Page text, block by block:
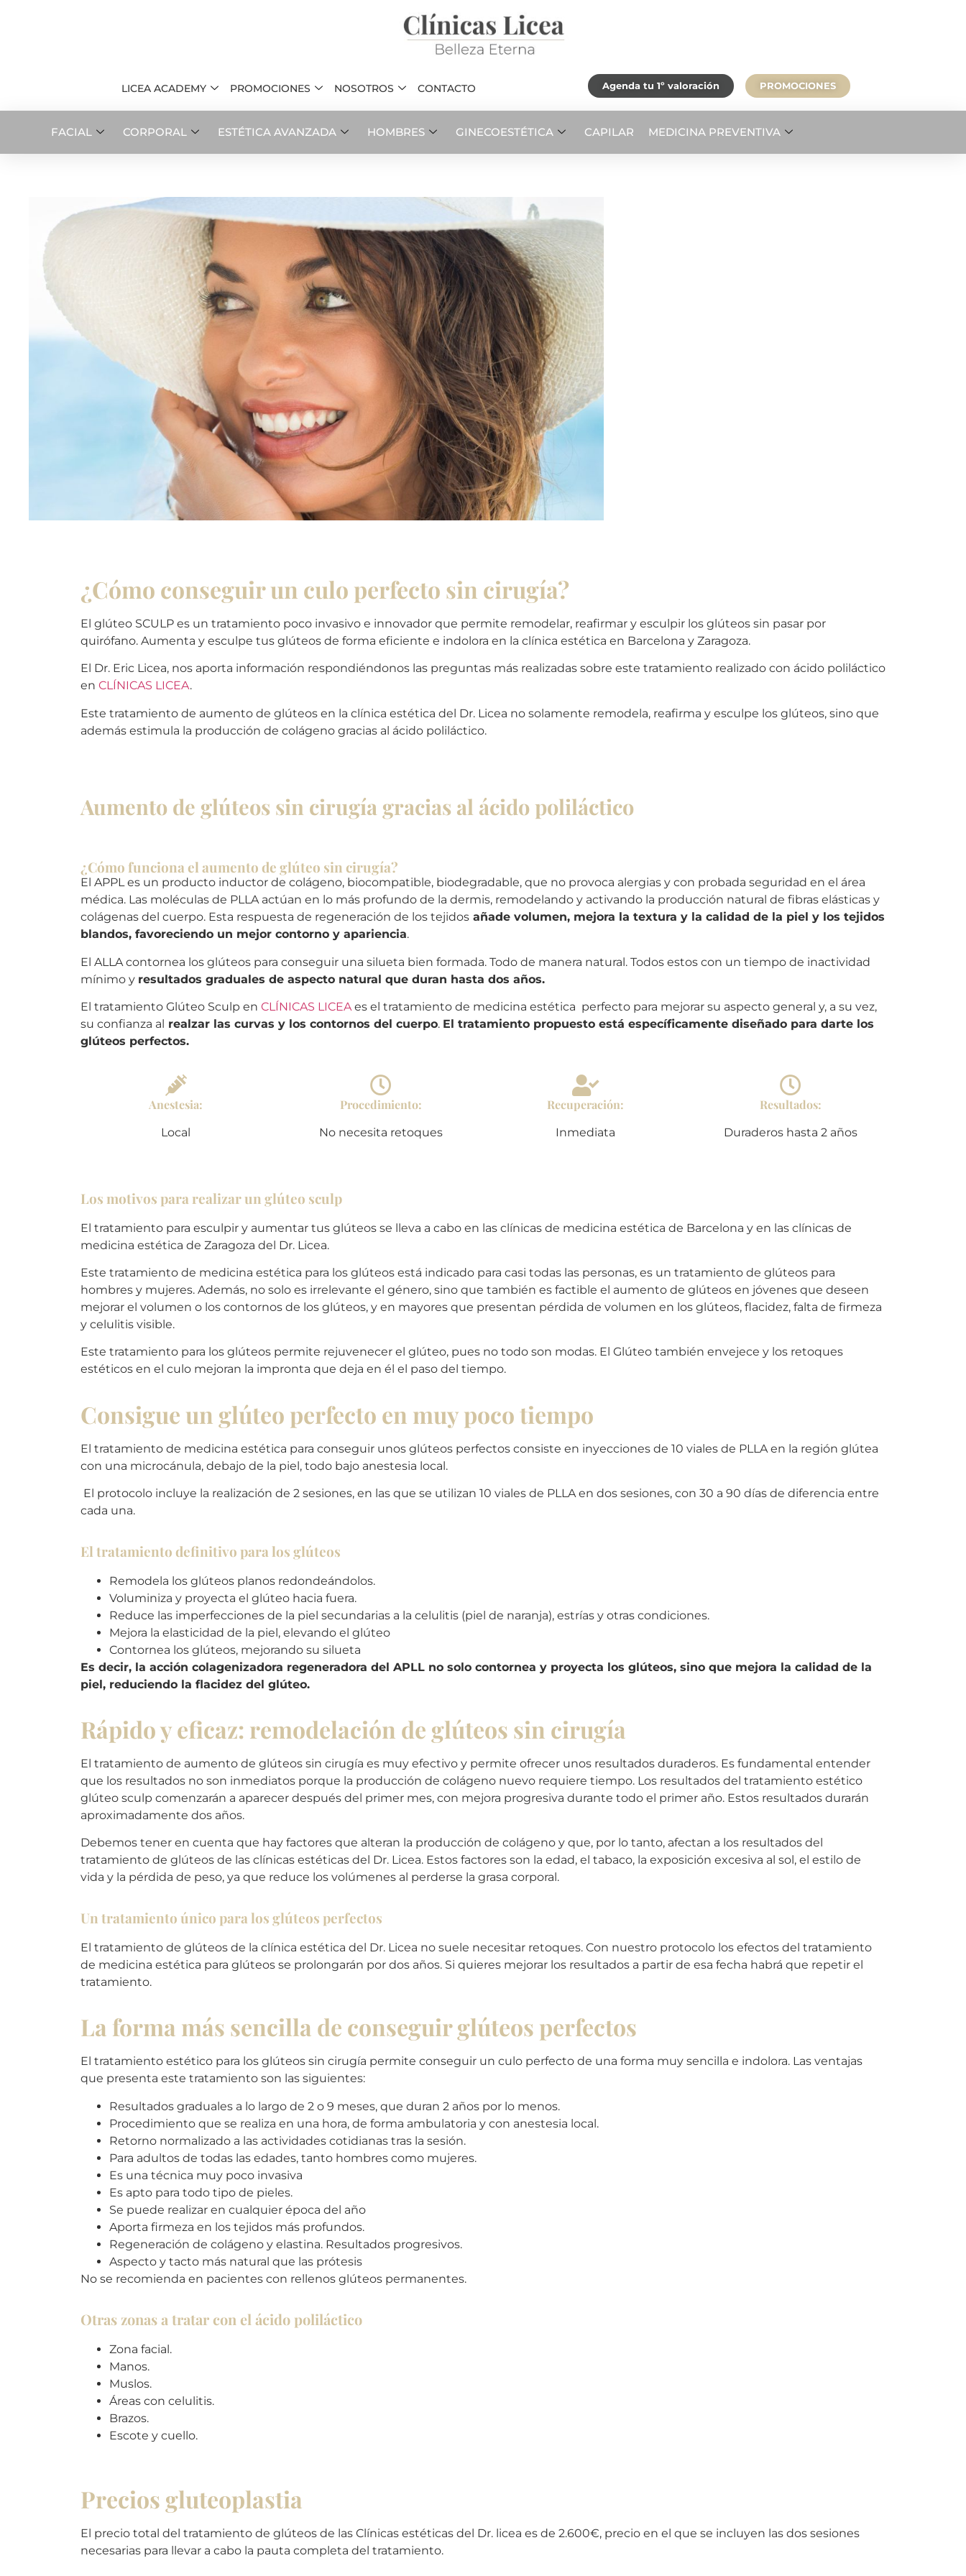
LICEA ACADEMY PROMOCIONES NOSOTROS CONTACTO Agenda tu 1º valoración PROMOCIONES
FACIAL CORPORAL ESTÉTICA AVANZADA HOMBRES GINECOESTÉTICA CAPILAR MEDICINA PREVENTIVA
¿Cómo conseguir un culo perfecto sin cirugía?
El glúteo SCULP es un tratamiento poco invasivo e innovador que permite remodelar, reafirmar y esculpir los glúteos sin pasar por
quirófano. Aumenta y esculpe tus glúteos de forma eficiente e indolora en la clínica estética en Barcelona y Zaragoza.
El Dr. Eric Licea, nos aporta información respondiéndonos las preguntas más realizadas sobre este tratamiento realizado con ácido poliláctico
en CLÍNICAS LICEA.
Este tratamiento de aumento de glúteos en la clínica estética del Dr. Licea no solamente remodela, reafirma y esculpe los glúteos, sino que
además estimula la producción de colágeno gracias al ácido poliláctico.
Aumento de glúteos sin cirugía gracias al ácido poliláctico
¿Cómo funciona el aumento de glúteo sin cirugía?
El APPL es un producto inductor de colágeno, biocompatible, biodegradable, que no provoca alergias y con probada seguridad en el área
médica. Las moléculas de PLLA actúan en lo más profundo de la dermis, remodelando y activando la producción natural de fibras elásticas y
colágenas del cuerpo. Esta respuesta de regeneración de los tejidos añade volumen, mejora la textura y la calidad de la piel y los tejidos
blandos, favoreciendo un mejor contorno y apariencia.
El ALLA contornea los glúteos para conseguir una silueta bien formada. Todo de manera natural. Todos estos con un tiempo de inactividad
mínimo y resultados graduales de aspecto natural que duran hasta dos años.
El tratamiento Glúteo Sculp en CLÍNICAS LICEAes el tratamiento de medicina estética perfecto para mejorar su aspecto general y, a su vez,
su confianza al realzar las curvas y los contornos del cuerpo. El tratamiento propuesto está específicamente diseñado para darte los
glúteos perfectos.
Anestesia:
Local
Procedimiento:
No necesita retoques
Recuperación:
Inmediata
Resultados:
Duraderos hasta 2 años
Los motivos para realizar un glúteo sculp
El tratamiento para esculpir y aumentar tus glúteos se lleva a cabo en las clínicas de medicina estética de Barcelona y en las clínicas de
medicina estética de Zaragoza del Dr. Licea.
Este tratamiento de medicina estética para los glúteos está indicado para casi todas las personas, es un tratamiento de glúteos para
hombres y mujeres. Además, no solo es irrelevante el género, sino que también es factible el aumento de glúteos en jóvenes que deseen
mejorar el volumen o los contornos de los glúteos, y en mayores que presentan pérdida de volumen en los glúteos, flacidez, falta de firmeza
y celulitis visible.
Este tratamiento para los glúteos permite rejuvenecer el glúteo, pues no todo son modas. El Glúteo también envejece y los retoques
estéticos en el culo mejoran la impronta que deja en él el paso del tiempo.
Consigue un glúteo perfecto en muy poco tiempo
El tratamiento de medicina estética para conseguir unos glúteos perfectos consiste en inyecciones de 10 viales de PLLA en la región glútea
con una microcánula, debajo de la piel, todo bajo anestesia local.
El protocolo incluye la realización de 2 sesiones, en las que se utilizan 10 viales de PLLA en dos sesiones, con 30 a 90 días de diferencia entre
cada una.
El tratamiento definitivo para los glúteos
Remodela los glúteos planos redondeándolos.
Voluminiza y proyecta el glúteo hacia fuera.
Reduce las imperfecciones de la piel secundarias a la celulitis (piel de naranja), estrías y otras condiciones.
Mejora la elasticidad de la piel, elevando el glúteo
Contornea los glúteos, mejorando su silueta
Es decir, la acción colagenizadora regeneradora del APLL no solo contornea y proyecta los glúteos, sino que mejora la calidad de la
piel, reduciendo la flacidez del glúteo.
Rápido y eficaz: remodelación de glúteos sin cirugía
El tratamiento de aumento de glúteos sin cirugía es muy efectivo y permite ofrecer unos resultados duraderos. Es fundamental entender
que los resultados no son inmediatos porque la producción de colágeno nuevo requiere tiempo. Los resultados del tratamiento estético
glúteo sculp comenzarán a aparecer después del primer mes, con mejora progresiva durante todo el primer año. Estos resultados durarán
aproximadamente dos años.
Debemos tener en cuenta que hay factores que alteran la producción de colágeno y que, por lo tanto, afectan a los resultados del
tratamiento de glúteos de las clínicas estéticas del Dr. Licea. Estos factores son la edad, el tabaco, la exposición excesiva al sol, el estilo de
vida y la pérdida de peso, ya que reduce los volúmenes al perderse la grasa corporal.
Un tratamiento único para los glúteos perfectos
El tratamiento de glúteos de la clínica estética del Dr. Licea no suele necesitar retoques. Con nuestro protocolo los efectos del tratamiento
de medicina estética para glúteos se prolongarán por dos años. Si quieres mejorar los resultados a partir de esa fecha habrá que repetir el
tratamiento.
La forma más sencilla de conseguir glúteos perfectos
El tratamiento estético para los glúteos sin cirugía permite conseguir un culo perfecto de una forma muy sencilla e indolora. Las ventajas
que presenta este tratamiento son las siguientes:
Resultados graduales a lo largo de 2 o 9 meses, que duran 2 años por lo menos.
Procedimiento que se realiza en una hora, de forma ambulatoria y con anestesia local.
Retorno normalizado a las actividades cotidianas tras la sesión.
Para adultos de todas las edades, tanto hombres como mujeres.
Es una técnica muy poco invasiva
Es apto para todo tipo de pieles.
Se puede realizar en cualquier época del año
Aporta firmeza en los tejidos más profundos.
Regeneración de colágeno y elastina. Resultados progresivos.
Aspecto y tacto más natural que las prótesis
No se recomienda en pacientes con rellenos glúteos permanentes.
Otras zonas a tratar con el ácido poliláctico
Zona facial.
Manos.
Muslos.
Áreas con celulitis.
Brazos.
Escote y cuello.
Precios gluteoplastia
El precio total del tratamiento de glúteos de las Clínicas estéticas del Dr. licea es de 2.600€, precio en el que se incluyen las dos sesiones
necesarias para llevar a cabo la pauta completa del tratamiento.